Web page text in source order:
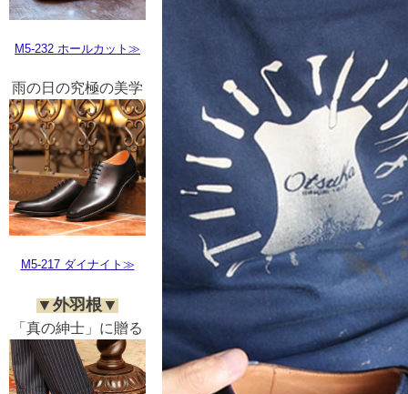
M5-232 ホールカット≫
雨の日の究極の美学
M5-217 ダイナイト≫
▼外羽根▼
「真の紳士」に贈る